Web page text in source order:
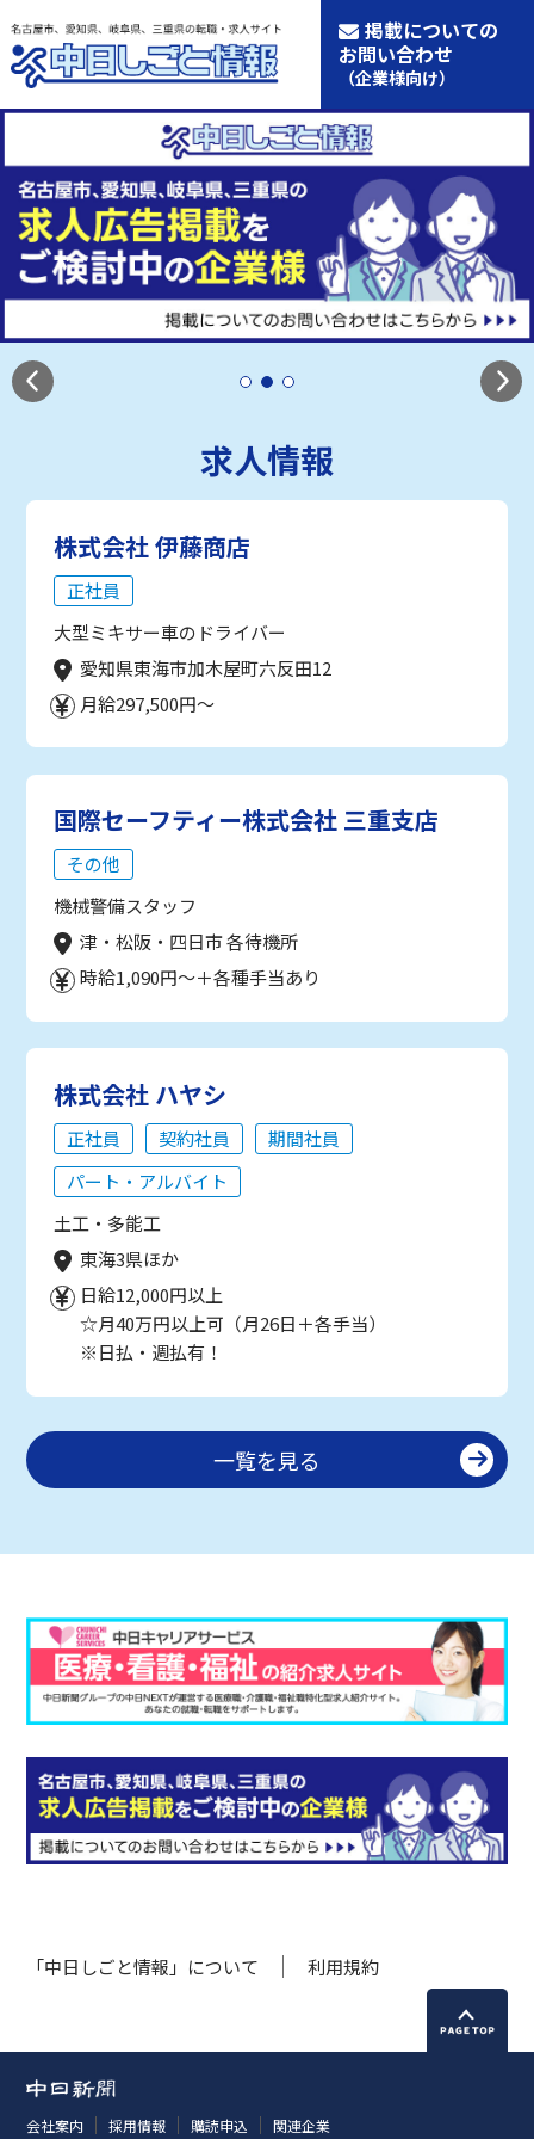
掲載についての
お問い合わせ
（企業様向け）
求人情報
株式会社 伊藤商店
正社員
大型ミキサー車のドライバー
愛知県東海市加木屋町六反田12
月給297,500円～
国際セーフティー株式会社 三重支店
その他
機械警備スタッフ
津・松阪・四日市 各待機所
時給1,090円～＋各種手当あり
株式会社 ハヤシ
正社員 契約社員
期間社員
パート・アルバイト
土工・多能工
東海3県ほか
日給12,000円以上
☆月40万円以上可（月26日＋各手当）
※日払・週払有！
一覧を見る
「中日しごと情報」について 利用規約
会社案内 採用情報 購読申込 関連企業